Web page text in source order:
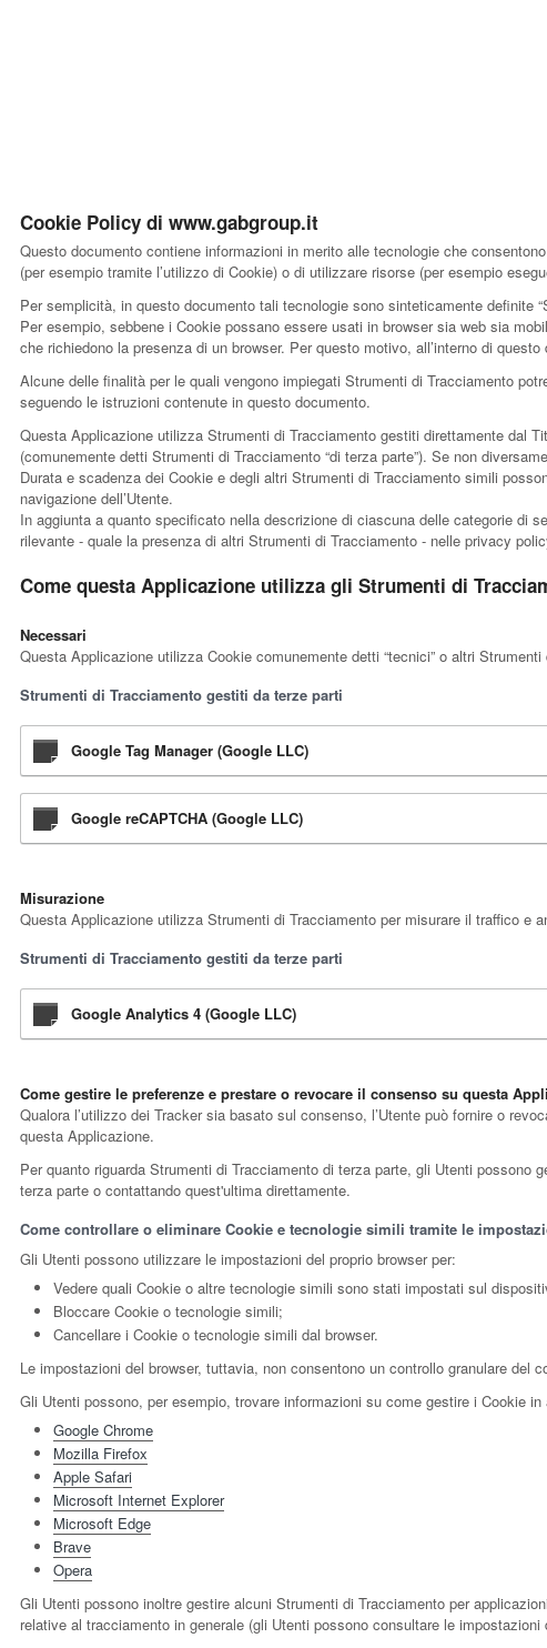
Cookie Policy di www.gabgroup.it
Questo documento contiene informazioni in merito alle tecnologie che
(per esempio tramite l’utilizzo di Cookie) o di utilizzare risorse (per esempio
Per semplicità, in questo documento tali tecnologie sono sinteticamente definite
Per esempio, sebbene i Cookie possano essere usati in browser sia web sia
che richiedono la presenza di un browser. Per questo motivo, all’interno di
Alcune delle finalità per le quali vengono impiegati Strumenti di Tracciamento
seguendo le istruzioni contenute in questo documento.
Questa Applicazione utilizza Strumenti di Tracciamento gestiti direttamente dal
(comunemente detti Strumenti di Tracciamento “di terza parte”). Se non
Durata e scadenza dei Cookie e degli altri Strumenti di Tracciamento simili
navigazione dell’Utente.
In aggiunta a quanto specificato nella descrizione di ciascuna delle categorie di
rilevante - quale la presenza di altri Strumenti di Tracciamento - nelle privacy
Come questa Applicazione utilizza gli Strumenti di
Necessari
Questa Applicazione utilizza Cookie comunemente detti “tecnici” o altri
Strumenti di Tracciamento gestiti da terze parti
Google Tag Manager (Google LLC)
Google reCAPTCHA (Google LLC)
Misurazione
Questa Applicazione utilizza Strumenti di Tracciamento per misurare il traffico e
Strumenti di Tracciamento gestiti da terze parti
Google Analytics 4 (Google LLC)
Come gestire le preferenze e prestare o revocare il consenso su questa
Qualora l’utilizzo dei Tracker sia basato sul consenso, l’Utente può fornire o
questa Applicazione.
Per quanto riguarda Strumenti di Tracciamento di terza parte, gli Utenti
terza parte o contattando quest'ultima direttamente.
Come controllare o eliminare Cookie e tecnologie simili tramite le
Gli Utenti possono utilizzare le impostazioni del proprio browser per:
Vedere quali Cookie o altre tecnologie simili sono stati impostati sul
Bloccare Cookie o tecnologie simili;
Cancellare i Cookie o tecnologie simili dal browser.
Le impostazioni del browser, tuttavia, non consentono un controllo granulare del
Gli Utenti possono, per esempio, trovare informazioni su come gestire i Cookie
Google Chrome
Mozilla Firefox
Apple Safari
Microsoft Internet Explorer
Microsoft Edge
Brave
Opera
Gli Utenti possono inoltre gestire alcuni Strumenti di Tracciamento per
relative al tracciamento in generale (gli Utenti possono consultare le